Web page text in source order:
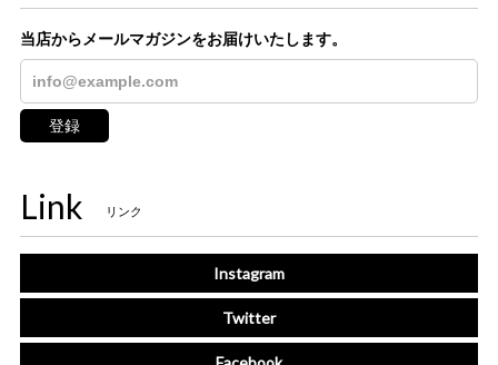
当店からメールマガジンをお届けいたします。
登録
Link リンク
Instagram
Twitter